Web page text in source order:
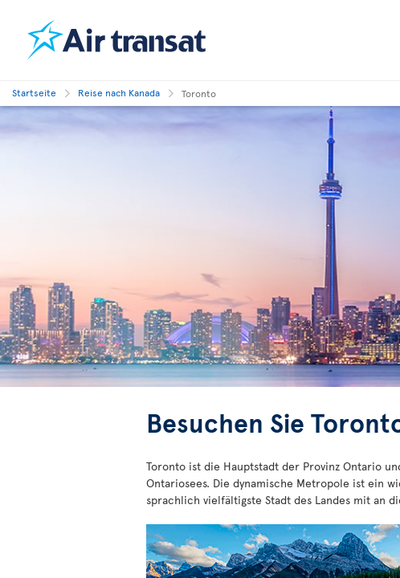
Startseite Reise nach Kanada Toronto
Besuchen Sie
Toronto ist die Hauptstadt der Provinz Ontario
Ontariosees. Die dynamische Metropole ist ein
sprachlich vielfältigste Stadt des Landes mit an